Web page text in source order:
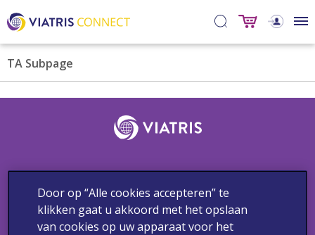
TA Subpage
Bijwerkingen & Medische vragen
Gebruiksvoorwaarden
Cookieverklaring
Door op “Alle cookies accepteren” te
klikken gaat u akkoord met het opslaan
van cookies op uw apparaat voor het